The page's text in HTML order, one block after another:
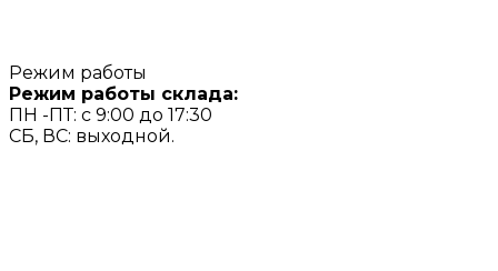
Режим работы
Режим работы склада:
ПН -ПТ: с 9:00 до 17:30
СБ, ВС: выходной.